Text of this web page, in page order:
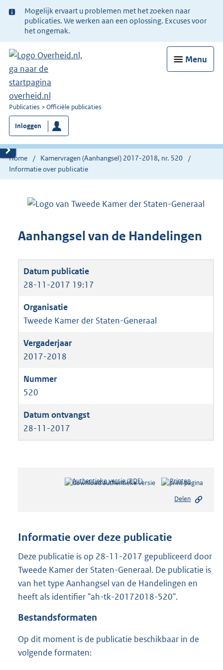
Ter
informatie:
Mogelijk ervaart u problemen met het zoeken naar
publicaties. We werken aan een oplossing. Excuses voor
het ongemak.
Menu
U
bent
nu
hier:
Publicaties Officiële publicaties
Inloggen
Home
Kamervragen (Aanhangsel) 2017-2018, nr. 520
Informatie over publicatie
Aanhangsel van de Handelingen
28-11-2017 19:17
Tweede Kamer der Staten-Generaal
2017-2018
520
28-11-2017
Authentieke versie (PDF)b
n
d
s
r
o
o
:
Printen
Delen
Informatie over deze publicatie
Deze publicatie is op 28-11-2017 gepubliceerd door
Tweede Kamer der Staten-Generaal. De publicatie is
van het type Aanhangsel van de Handelingen en
heeft als identifier "ah-tk-20172018-520".
Bestandsformaten
Op dit moment is de publicatie beschikbaar in de
volgende formaten: